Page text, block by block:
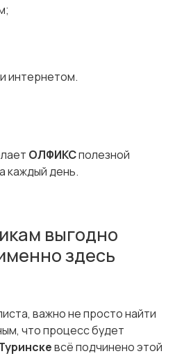
интернетом.
ОЛФИКСполезной
каждый день.
выгодно
здесь
важно не просто найти
что процесс будет
всё подчинено этой